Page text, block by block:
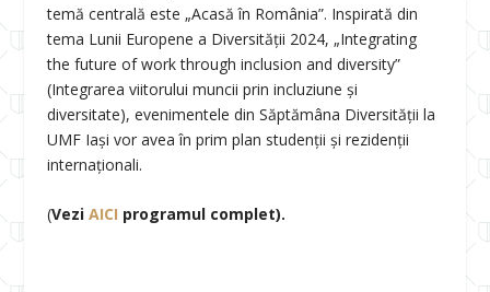
temă centrală este „Acasă în România”. Inspirată din
tema Lunii Europene a Diversității 2024, „Integrating
the future of work through inclusion and diversity”
(Integrarea viitorului muncii prin incluziune și
diversitate), evenimentele din Săptămâna Diversității la
UMF Iași vor avea în prim plan studenții și rezidenții
internaționali.
(Vezi AICI programul complet).